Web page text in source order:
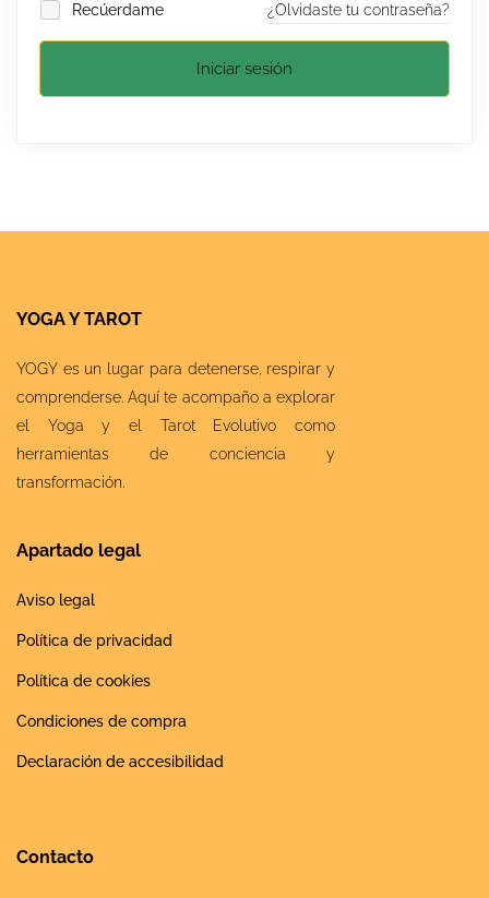
Recúerdame ¿Olvidaste tu contraseña?
Iniciar sesión
YOGA Y TAROT
YOGY es un lugar para detenerse, respirar y
comprenderse. Aquí te acompaño a explorar
el Yoga y el Tarot Evolutivo como
herramientas de conciencia y
transformación.
Apartado legal
Aviso legal
Política de privacidad
Política de cookies
Condiciones de compra
Declaración de accesibilidad
Contacto